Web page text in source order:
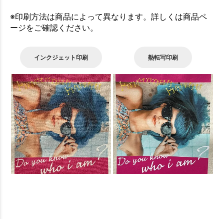
※印刷方法は商品によって異なります。詳しくは商品ペ
ージをご確認ください。
インクジェット印刷 熱転写印刷